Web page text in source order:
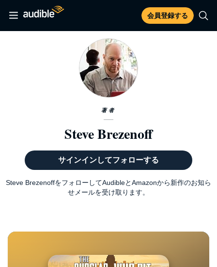
会員登録する
著者
Steve Brezenoff
サインインしてフォローする
Steve BrezenoffをフォローしてAudibleとAmazonから新作のお知ら
せメールを受け取ります。